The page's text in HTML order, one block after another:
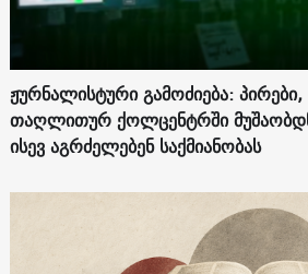
ჟურნალისტური გამოძიება:
თაღლითურ ქოლცენტრში
ისევ აგრძელებენ საქმიანობას